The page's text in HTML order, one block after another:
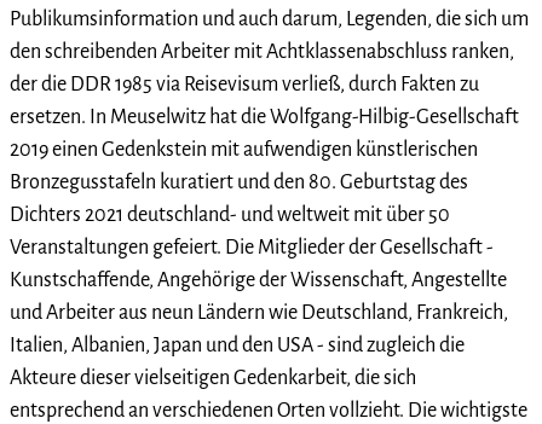
Publikumsinformation und auch darum, Legenden, die sich um
den schreibenden Arbeiter mit Achtklassenabschluss ranken,
der die DDR 1985 via Reisevisum verließ, durch Fakten zu
ersetzen. In Meuselwitz hat die Wolfgang-Hilbig-Gesellschaft
2019 einen Gedenkstein mit aufwendigen künstlerischen
Bronzegusstafeln kuratiert und den 80. Geburtstag des
Dichters 2021 deutschland- und weltweit mit über 50
Veranstaltungen gefeiert. Die Mitglieder der Gesellschaft -
Kunstschaffende, Angehörige der Wissenschaft, Angestellte
und Arbeiter aus neun Ländern wie Deutschland, Frankreich,
Italien, Albanien, Japan und den USA - sind zugleich die
Akteure dieser vielseitigen Gedenkarbeit, die sich
entsprechend an verschiedenen Orten vollzieht. Die wichtigste